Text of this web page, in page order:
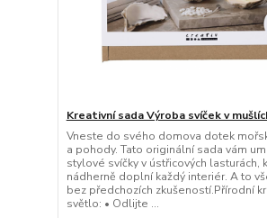
Kreativní sada Výroba svíček v
Vneste do svého domova dotek
a pohody. Tato originální sada vám
stylové svíčky v ústřicových lasturách,
nádherně doplní každý interiér. A to
bez předchozích zkušeností.Přírodní
světlo: • Odlijte ...